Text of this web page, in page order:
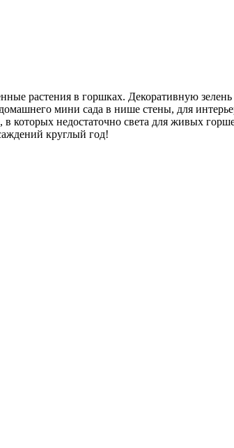
растения в горшках. Декоративную
мини сада в нише стены, для
которых недостаточно света для живых
круглый год!